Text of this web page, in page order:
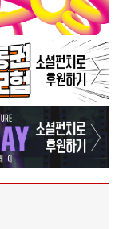
모험] 컴백한 힐러
당대회